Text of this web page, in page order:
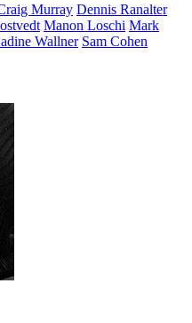
Murray Dennis Ranalter
Manon Loschi Mark
Wallner Sam Cohen